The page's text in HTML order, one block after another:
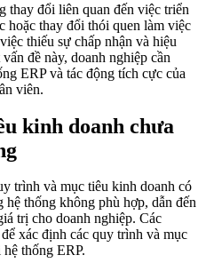
thay đổi liên quan đến việc triển
hoặc thay đổi thói quen làm việc
thiếu sự chấp nhận và hiệu
đề này, doanh nghiệp cần
ERP và tác động tích cực của
viên.
kinh doanh chưa
trình và mục tiêu kinh doanh có
hệ thống không phù hợp, dẫn đến
trị cho doanh nghiệp. Các
xác định các quy trình và mục
thống ERP.